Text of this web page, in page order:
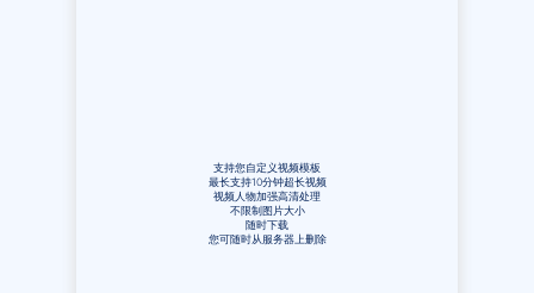
支持您自定义视频模板
最长支持10分钟超长视频
视频人物加强高清处理
不限制图片大小
随时下载
您可随时从服务器上删除